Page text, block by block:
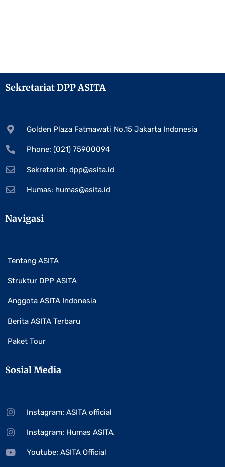
Sekretariat DPP ASITA
Golden Plaza Fatmawati No.15 Jakarta Indonesia
Phone: (021) 75900094
Sekretariat: dpp@asita.id
Humas: humas@asita.id
Navigasi
Tentang ASITA
Struktur DPP ASITA
Anggota ASITA Indonesia
Berita ASITA Terbaru
Paket Tour
Sosial Media
Instagram: ASITA official
Instagram: Humas ASITA
Youtube: ASITA Official